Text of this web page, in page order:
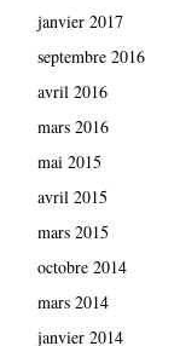
janvier 2017
septembre 2016
avril 2016
mars 2016
mai 2015
avril 2015
mars 2015
octobre 2014
mars 2014
janvier 2014